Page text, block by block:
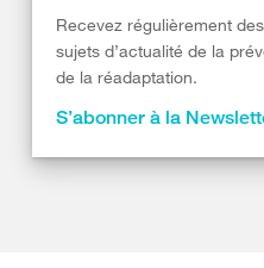
Recevez régulièrement
sujets d’actualité de la
de la réadaptation.
S’abonner à la